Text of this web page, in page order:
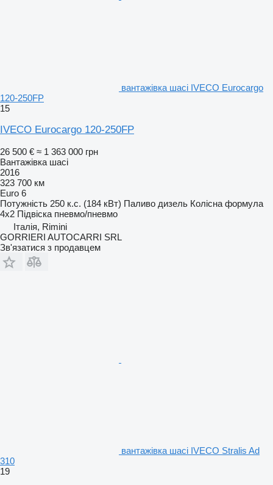
вантажівка шасі IVECO Eurocargo
120-250FP
15
IVECO Eurocargo 120-250FP
26 500 € ≈ 1 363 000 грн
Вантажівка шасі
2016
323 700 км
Euro 6
Потужність 250 к.с. (184 кВт) Паливо дизель Колісна формула
4x2 Підвіска пневмо/пневмо
Італія, Rimini
GORRIERI AUTOCARRI SRL
Зв'язатися з продавцем
вантажівка шасі IVECO Stralis Ad
310
19